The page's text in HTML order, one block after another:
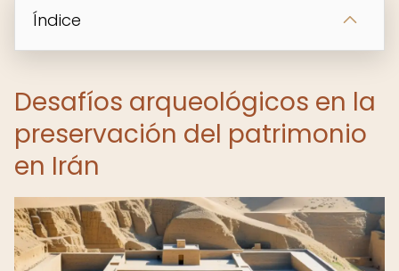
Índice
Desafíos arqueológicos en la
preservación del patrimonio
en Irán